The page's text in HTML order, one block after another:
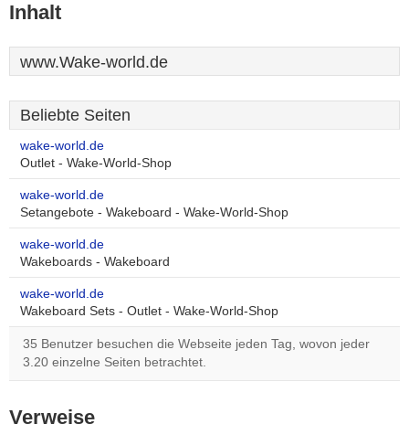
Inhalt
www.Wake-world.de
Beliebte Seiten
wake-world.de
Outlet - Wake-World-Shop
wake-world.de
Setangebote - Wakeboard - Wake-World-Shop
wake-world.de
Wakeboards - Wakeboard
wake-world.de
Wakeboard Sets - Outlet - Wake-World-Shop
35 Benutzer besuchen die Webseite jeden Tag, wovon jeder
3.20 einzelne Seiten betrachtet.
Verweise